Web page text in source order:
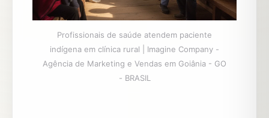
Profissionais de saúde atendem paciente
indígena em clínica rural | Imagine Company -
Agência de Marketing e Vendas em Goiânia - GO
- BRASIL